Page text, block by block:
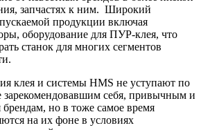
запчастях к ним. Широкий
продукции включая
оборудование для ПУР-клея, что
станок для многих сегментов
клея и системы HMS не уступают по
зарекомендовавшим себя, привычным и
но в тоже самое время
на их фоне в условиях